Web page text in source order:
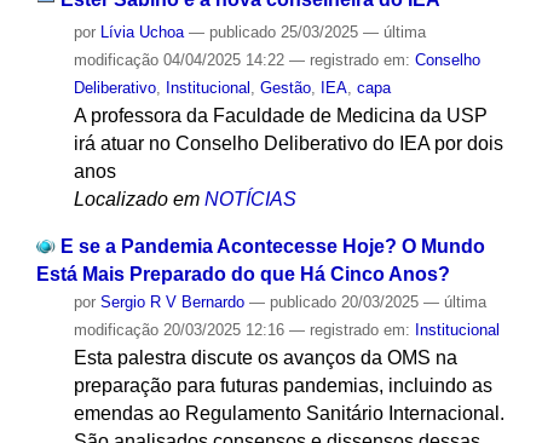
por Lívia Uchoa — publicado25/03/2025 — última
modificação04/04/2025 14:22 — registrado em: Conselho
Deliberativo, Institucional Gestão, IEA, capa
A professora da Faculdade de Medicina da USP
irá atuar no Conselho Deliberativo do IEA por dois
anos
Localizado em NOTÍCIAS
E se a Pandemia Acontecesse Hoje? O Mundo
Está Mais Preparado do que Há Cinco Anos?
por Sergio R V Bernardo — publicado20/03/2025 — última
modificação20/03/2025 12:16 — registrado em: Institucional
Esta palestra discute os avanços da OMS na
preparação para futuras pandemias, incluindo as
emendas ao Regulamento Sanitário Internacional.